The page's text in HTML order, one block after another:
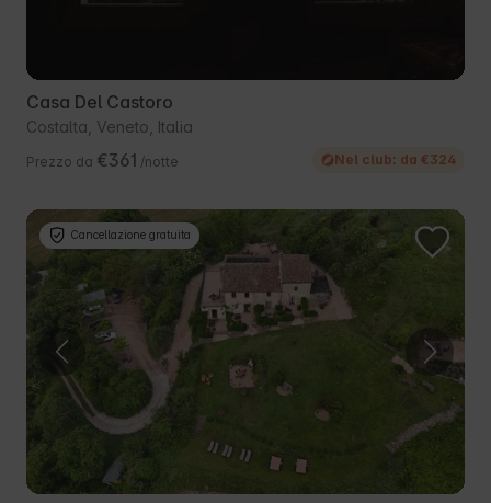
Casa Del Castoro
Costalta, Veneto, Italia
Prezzo da €361 /notte Nel club: da €324
Cancellazione gratuita